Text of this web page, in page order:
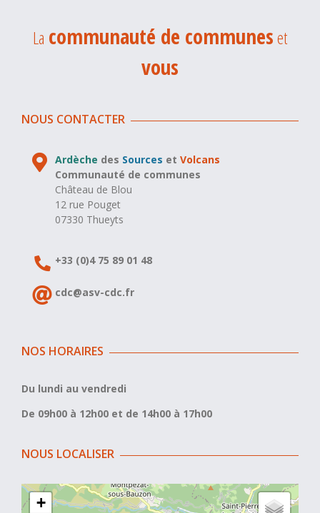
La communauté de communeset
vous
NOUS CONTACTER
Ardèche des Sources etVolcans
Communauté de communes
Château de Blou
12 rue Pouget
07330 Thueyts
+33 (0)4 75 89 01 48
cdc@asv-cdc.fr
NOS HORAIRES
Du lundi au vendredi
De 09h00 à 12h00 et de 14h00 à 17h00
NOUS LOCALISER
+